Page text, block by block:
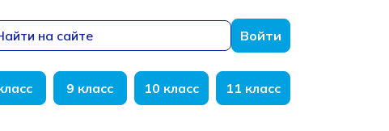
на сайте Войти
9 класс 10 класс 11 класс